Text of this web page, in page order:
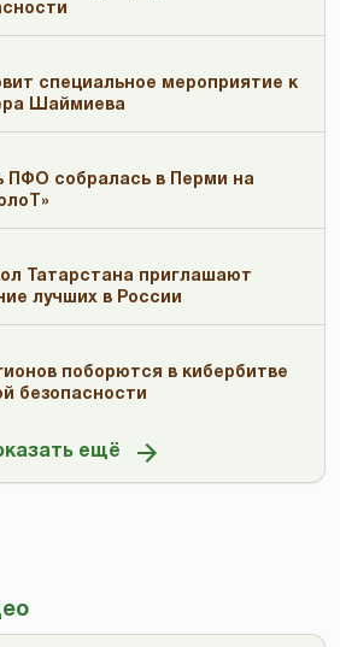
специальное мероприятие к
Шаймиева
ПФО собралась в Перми на
Татарстана приглашают
лучших в России
поборются в кибербитве
безопасности
ещё